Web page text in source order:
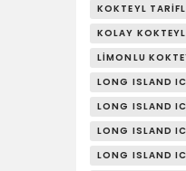
KOKTEYL
KOLAY
LIMONLU
LONG ISLAND
LONG ISLAND
LONG ISLAND
LONG ISLAND